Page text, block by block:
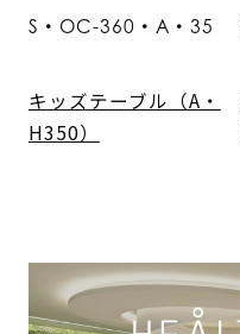
S・OC-360・A・35
キッズテーブル（A・
H350）